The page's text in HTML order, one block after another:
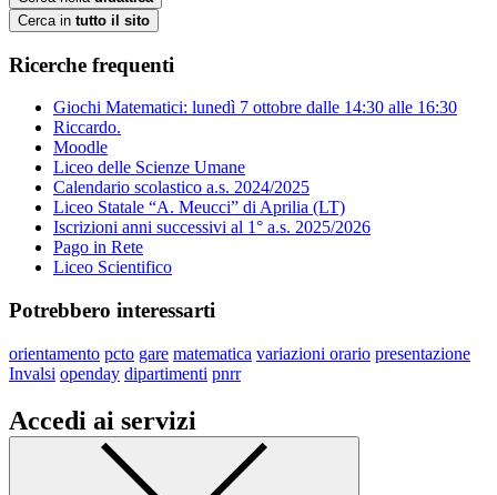
Cerca in tutto il sito
Ricerche frequenti
Giochi Matematici: lunedì 7 ottobre dalle 14:30 alle 16:30
Riccardo.
Moodle
Liceo delle Scienze Umane
Calendario scolastico a.s. 2024/2025
Liceo Statale “A. Meucci” di Aprilia (LT)
Iscrizioni anni successivi al 1° a.s. 2025/2026
Pago in Rete
Liceo Scientifico
Potrebbero interessarti
orientamento pcto gare matematica variazioni orario presentazione
Invalsi openday dipartimenti pnrr
Accedi ai servizi